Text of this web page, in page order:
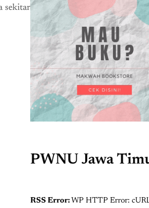
sekitar
PWNU Jawa
RSS Error: WP HTTP Error: